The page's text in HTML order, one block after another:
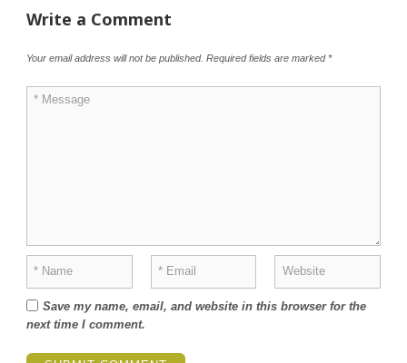
Write a Comment
Your email address will not be published. Required fields are marked*
Save my name, email, and website in this browser for the
next time I comment.